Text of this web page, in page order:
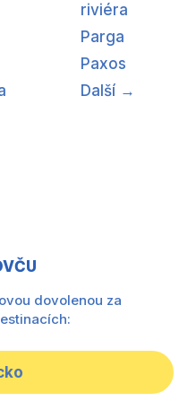
riviéra
Parga
Paxos
Další →
dovolenou za